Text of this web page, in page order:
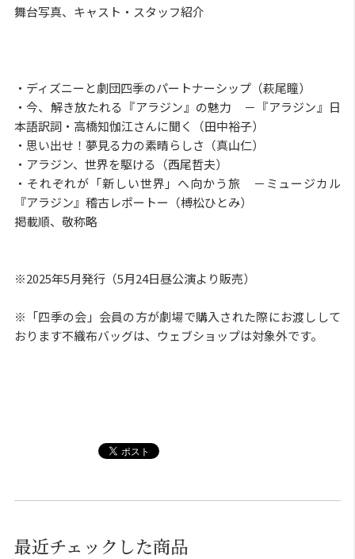
舞台写真、キャスト・スタッフ紹介
・ディズニーと劇団四季のパートナーシップ（萩尾瞳）
・今、解き放たれる『アラジン』の魅力 －『アラジン』日
本語訳詞・高橋知伽江さんに聞く（田中裕子）
・思い出せ！夢見る力の素晴らしさ（真山仁）
・アラジン、世界を駆ける（西尾哲夫）
・それぞれが「新しい世界」へ向かう旅 －ミュージカル
『アラジン』稽古レポートー（榑松ひとみ）
掲載順、敬称略
※2025年5月発行（5月24日昼公演より販売）
※「四季の会」会員の方が劇場で購入された際にお渡しして
おります不織布バッグは、ウェブショップは対象外です。
最近チェックした商品